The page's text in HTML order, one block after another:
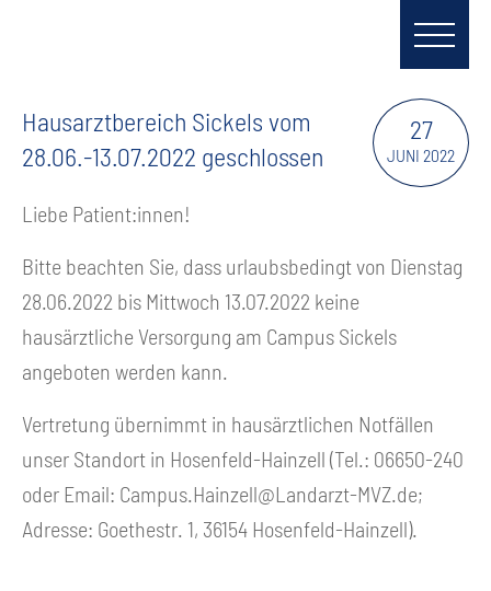
27
JUNI 2022
Hausarztbereich Sickels vom
28.06.-13.07.2022 geschlossen
Liebe Patient:innen!
Bitte beachten Sie, dass urlaubsbedingt von Dienstag
28.06.2022 bis Mittwoch 13.07.2022 keine
hausärztliche Versorgung am Campus Sickels
angeboten werden kann.
Vertretung übernimmt in hausärztlichen Notfällen
unser Standort in Hosenfeld-Hainzell (Tel.: 06650-240
oder Email: Campus.Hainzell@Landarzt-MVZ.de;
Adresse: Goethestr. 1, 36154 Hosenfeld-Hainzell).